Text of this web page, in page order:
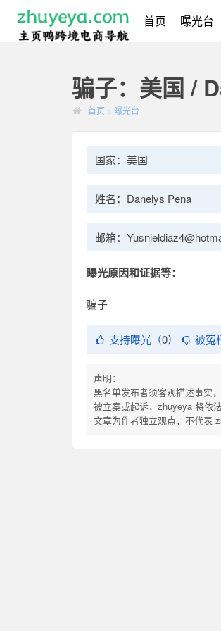
首页 曝光台
骗子：美国 /
首页 > 曝光台
国家：美国
姓名：Danelys Pena
邮箱：
曝光原因和证据等：
骗子
支持曝光（0） 被冤
声明：
黑名单发布者须客观描述事实
被立案或起诉，zhuyeya 将依
文章为作者独立观点，不代表